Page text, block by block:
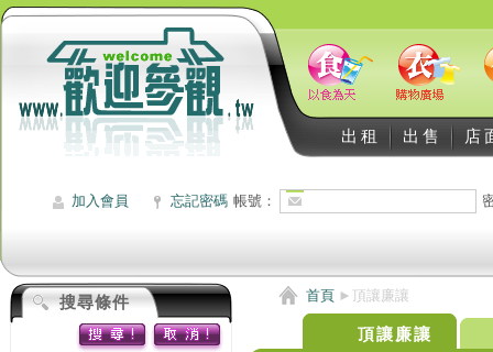
出租 出售 店
帳號：
加入會員 忘記密碼
搜尋條件 首頁 ► 頂讓廉讓
頂讓廉讓